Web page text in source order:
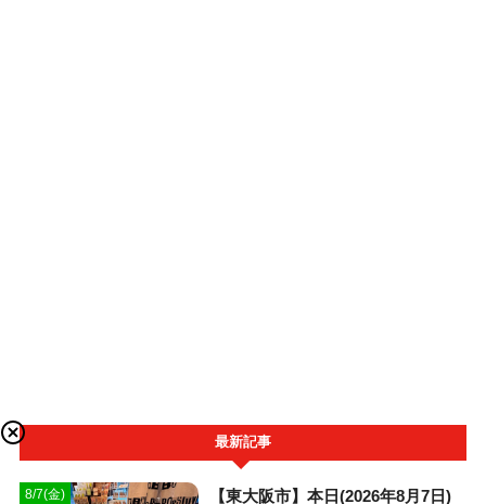
最新記事
8/7(金) 【東大阪市】本日(2026年8月7日)